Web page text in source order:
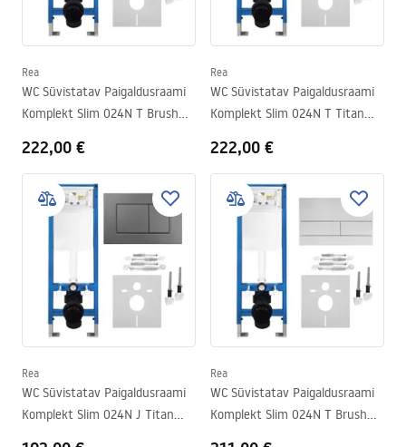
Rea
WC Süvistatav Paigaldusraami
Komplekt Slim 024N T Brush
222,00 €
Rea
WC Süvistatav Paigaldusraami
Komplekt Slim 024N T Titan
222,00 €
Rea
WC Süvistatav Paigaldusraami
Komplekt Slim 024N J Titan
Rea
WC Süvistatav Paigaldusraami
Komplekt Slim 024N T Brush